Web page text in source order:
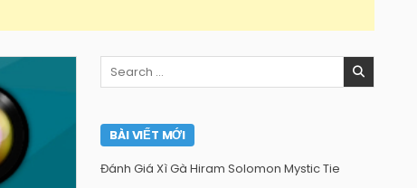
Search
for:
BÀI VIẾT MỚI
Đánh Giá Xì Gà Hiram Solomon Mystic Tie